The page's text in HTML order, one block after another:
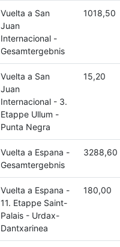
Vuelta a San
Juan
Internacional -
Gesamtergebnis
1018,50
Vuelta a San
Juan
Internacional - 3.
Etappe Ullum -
Punta Negra
15,20
Vuelta a Espana -
Gesamtergebnis
3288,60
Vuelta a Espana -
11. Etappe Saint-
Palais - Urdax-
Dantxarinea
180,00